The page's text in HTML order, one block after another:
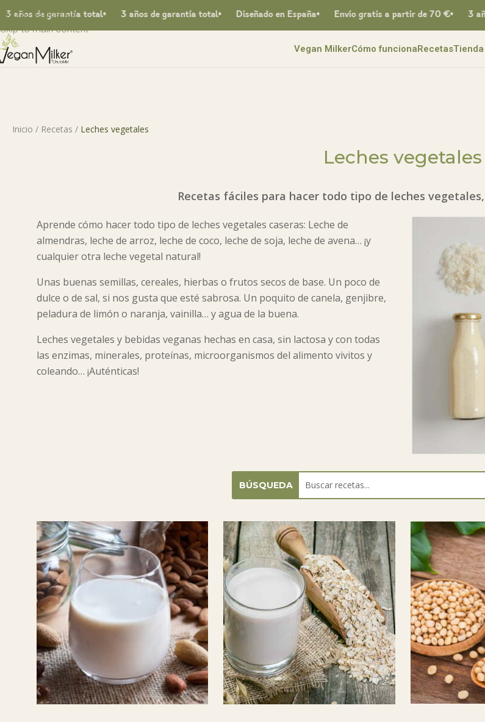
Skip to navigation
Skip to main content
total 3 años de garantía total Diseñado en España Envío gratis a partir de 70 € 3 años de
Vegan MilkerCómo funcionaRecetasTienda
Inicio / Recetas / Leches vegetales
Leches vegetales
Recetas fáciles para hacer todo tipo de leches
Aprende cómo hacer todo tipo de leches vegetales caseras: Leche de
almendras, leche de arroz, leche de coco, leche de soja, leche de avena… ¡y
cualquier otra leche vegetal natural!
Unas buenas semillas, cereales, hierbas o frutos secos de base. Un poco de
dulce o de sal, si nos gusta que esté sabrosa. Un poquito de canela, genjibre,
peladura de limón o naranja, vainilla… y agua de la buena.
Leches vegetales y bebidas veganas hechas en casa, sin lactosa y con todas
las enzimas, minerales, proteínas, microorganismos del alimento vivitos y
coleando… ¡Auténticas!
BÚSQUEDA